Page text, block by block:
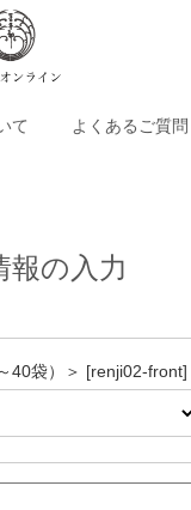
て よくあるご質問
報の入力
40袋）＞ [renji02-front]